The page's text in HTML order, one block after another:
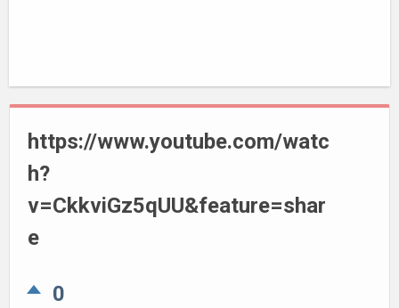
https://www.youtube.com/watc
h?
v=CkkviGz5qUU&feature=shar
e
0